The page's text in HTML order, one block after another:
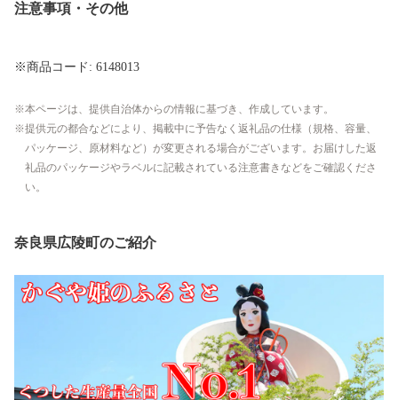
注意事項・その他
※商品コード: 6148013
本ページは、提供自治体からの情報に基づき、作成しています。
提供元の都合などにより、掲載中に予告なく返礼品の仕様（規格、容量、
パッケージ、原材料など）が変更される場合がございます。お届けした返
礼品のパッケージやラベルに記載されている注意書きなどをご確認くださ
い。
奈良県広陵町のご紹介